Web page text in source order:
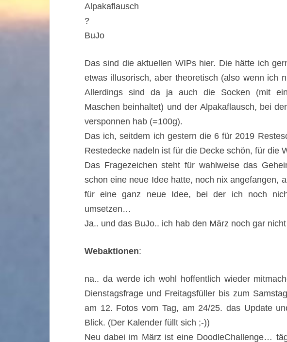
Alpakaflausch
?
BuJo
Das sind die aktuellen WIPs hier. Die hätte ich
etwas illusorisch, aber theoretisch (also wenn ich
Allerdings sind da ja auch die Socken (mit
Maschen beinhaltet) und der Alpakaflausch, bei
versponnen hab (=100g).
Das ich, seitdem ich gestern die 6 für 2019
Restedecke nadeln ist für die Decke schön, für die
Das Fragezeichen steht für wahlweise das
schon eine neue Idee hatte, noch nix angefangen,
für eine ganz neue Idee, bei der ich noch
umsetzen…
Ja.. und das BuJo.. ich hab den März noch gar
Webaktionen:
na.. da werde ich wohl hoffentlich wieder
Dienstagsfrage und Freitagsfüller bis zum
am 12. Fotos vom Tag, am 24/25. das Update
Blick. (Der Kalender füllt sich ;-))
Neu dabei im März ist eine DoodleChallenge…